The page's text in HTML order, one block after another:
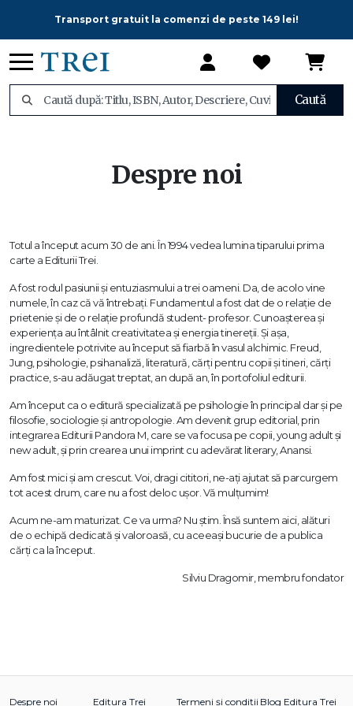
Transport gratuit la comenzi de peste 149 lei!
Caută
Despre noi
Totul a început acum 30 de ani. În 1994 vedea lumina tiparului prima
carte a Editurii Trei.
A fost rodul pasiunii și entuziasmului a trei oameni. Da, de acolo vine
numele, în caz că vă întrebați. Fundamentul a fost dat de o relație de
prietenie și de o relație profundă student- profesor. Cunoașterea și
experiența au întâlnit creativitatea și energia tinereții. Și așa,
ingredientele potrivite au început să fiarbă în vasul alchimic. Freud,
Jung, psihologie, psihanaliză, literatură, cărți pentru copii și tineri, cărți
practice, s-au adăugat treptat, an după an, în portofoliul editurii.
Am început ca o editură specializată pe psihologie în principal dar și pe
filosofie, sociologie și antropologie. Am devenit grup editorial, prin
integrarea Editurii Pandora M, care se va focusa pe copii, young adult și
new adult, și prin crearea unui imprint cu adevărat literary, Anansi.
Am fost mici și am crescut. Voi, dragi cititori, ne-ați ajutat să parcurgem
tot acest drum, care nu a fost deloc ușor. Vă mulțumim!
Acum ne-am maturizat. Ce va urma? Nu știm. Însă suntem aici, alături
de o echipă dedicată și valoroasă, cu aceeași bucurie de a publica
cărți ca la început.
Silviu Dragomir, membru fondator
Despre noi Editura Trei Termeni și condiții Blog Editura Trei